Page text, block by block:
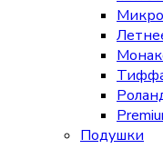
Подушки